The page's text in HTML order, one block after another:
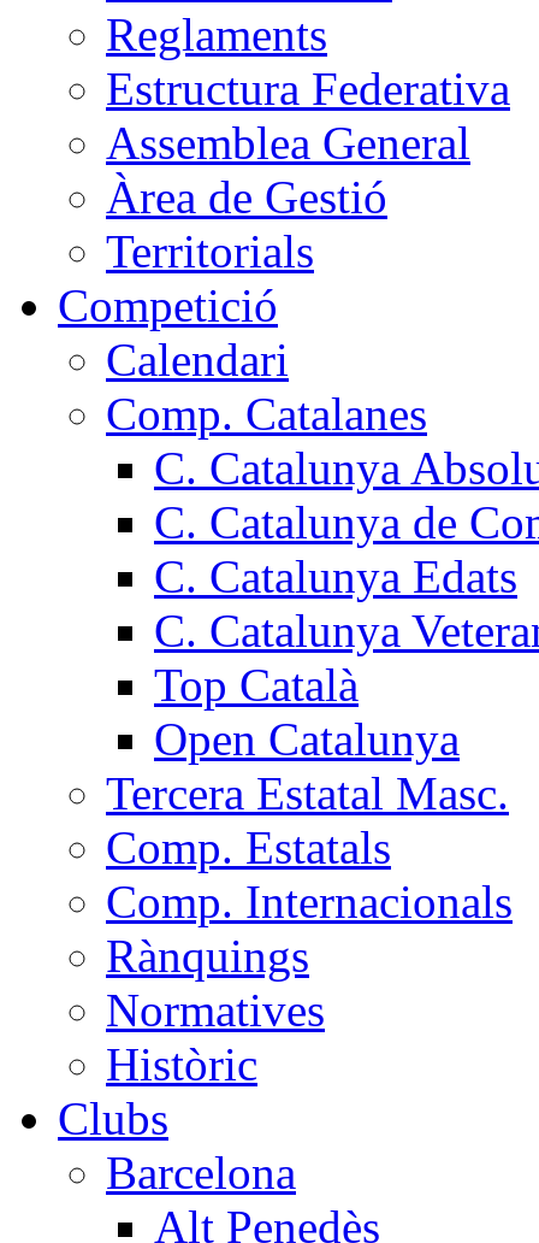
Reglaments
Estructura Federativa
Assemblea General
Àrea de Gestió
Territorials
Competició
Calendari
Comp. Catalanes
C. Catalunya
C. Catalunya de
C. Catalunya Edats
C. Catalunya
Top Català
Open Catalunya
Tercera Estatal Masc.
Comp. Estatals
Comp. Internacionals
Rànquings
Normatives
Històric
Clubs
Barcelona
Alt Penedès